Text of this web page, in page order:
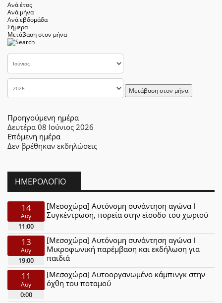
Ανά έτος
Ανά μήνα
Ανά εβδομάδα
Σήμερα
Μετάβαση στον μήνα
Μετάβαση στον μήνα
Προηγούμενη ημέρα
Δευτέρα 08 Ιούνιος 2026
Επόμενη ημέρα
Δεν βρέθηκαν εκδηλώσεις
ΗΜΕΡΟΛΌΓΙΟ
14
Αυγ
11:00
[Μεσοχώρα] Αυτόνομη συνάντηση αγώνα Ι
Συγκέντρωση, πορεία στην είσοδο του χωριού
13
Αυγ
19:00
[Μεσοχώρα] Αυτόνομη συνάντηση αγώνα Ι
Μικροφωνική παρέμβαση και εκδήλωση για
παιδιά
11
Αυγ
0:00
[Μεσοχώρα] Αυτοοργανωμένο κάμπινγκ στην
όχθη του ποταμού